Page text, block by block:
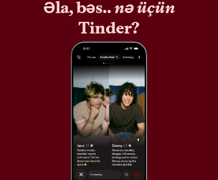
Əla, bəs..nə üçün
Tinder?